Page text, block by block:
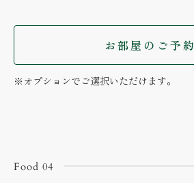
お部屋のご予約
※オプションでご選択いただけます。
Food 04